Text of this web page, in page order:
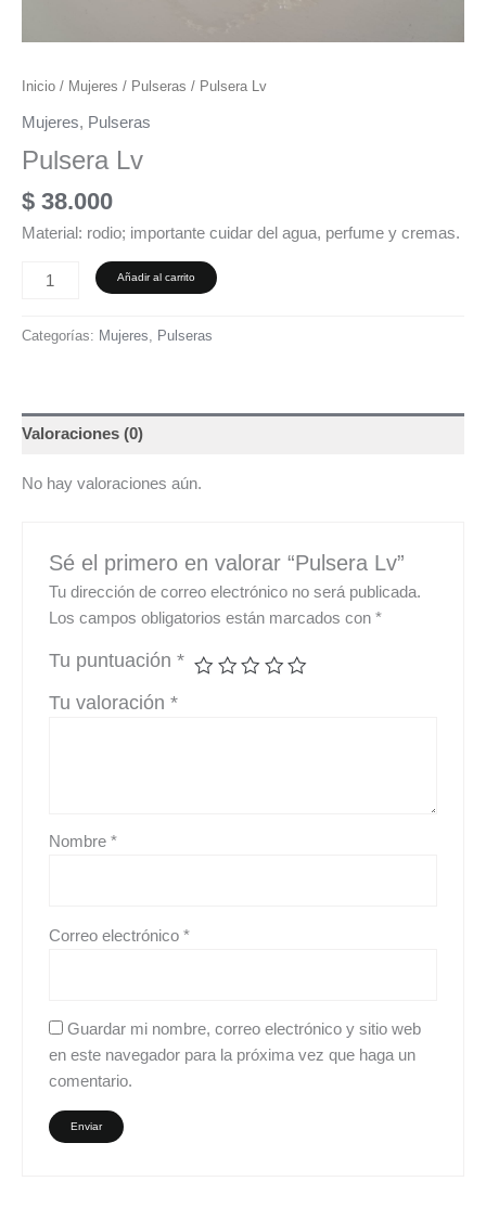
Inicio / Mujeres / Pulseras / Pulsera Lv
Mujeres, Pulseras
Pulsera Lv
$ 38.000
Material: rodio; importante cuidar del agua, perfume y cremas.
Añadir al carrito
Categorías: Mujeres, Pulseras
Valoraciones (0)
No hay valoraciones aún.
Sé el primero en valorar “Pulsera Lv”
Tu dirección de correo electrónico no será publicada.
Los campos obligatorios están marcados con*
Tu puntuación*
Tu valoración*
Nombre*
Correo electrónico*
Guardar mi nombre, correo electrónico y sitio web
en este navegador para la próxima vez que haga un
comentario.